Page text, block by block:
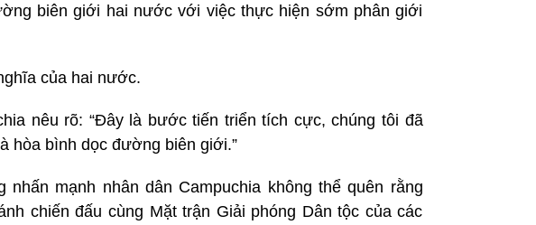
biên giới hai nước với việc thực hiện sớm phân giới
của hai nước.
nêu rõ: “Đây là bước tiến triển tích cực, chúng tôi đã
hòa bình dọc đường biên giới.”
nhấn mạnh nhân dân Campuchia không thể quên rằng
chiến đấu cùng Mặt trận Giải phóng Dân tộc của các